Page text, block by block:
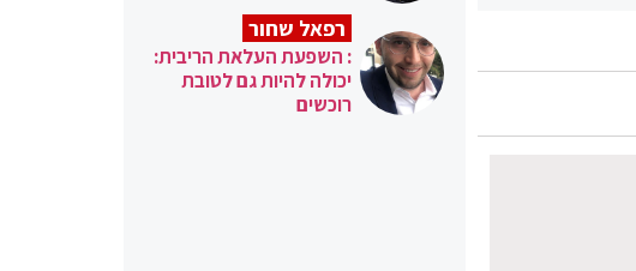
רפאל שחור
: השפעת העלאת הריבית:
יכולה להיות גם לטובת
רוכשים